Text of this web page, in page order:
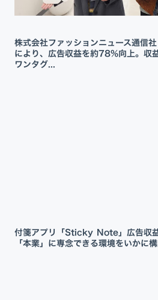
株式会社ファッションニュース通
により、広告収益を約78%向上。収
ワンタグ...
付箋アプリ「Sticky Note」広告収
「本業」に専念できる環境をいかに